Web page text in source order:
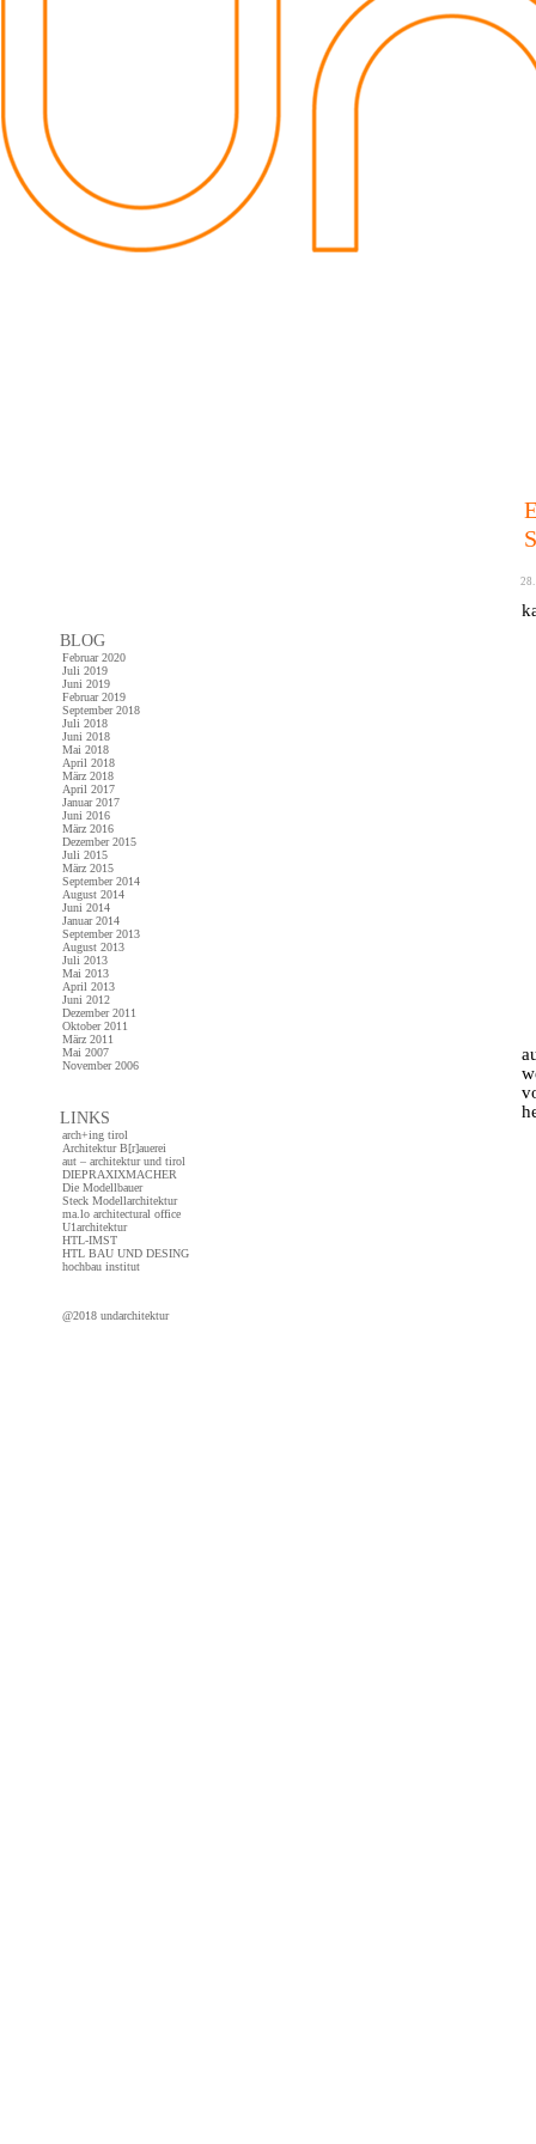
BLOG
Februar 2020
Juli 2019
Juni 2019
Februar 2019
September 2018
Juli 2018
Juni 2018
Mai 2018
April 2018
März 2018
April 2017
Januar 2017
Juni 2016
März 2016
Dezember 2015
Juli 2015
März 2015
September 2014
August 2014
Juni 2014
Januar 2014
September 2013
August 2013
Juli 2013
Mai 2013
April 2013
Juni 2012
Dezember 2011
Oktober 2011
März 2011
Mai 2007
November 2006
LINKS
arch+ing tirol
Architektur B[r]auerei
aut – architektur und tirol
DIEPRAXIXMACHER
Die Modellbauer
Steck Modellarchitektur
ma.lo architectural office
U1architektur
HTL-IMST
HTL BAU UND DESING
hochbau institut
@2018 undarchitektur